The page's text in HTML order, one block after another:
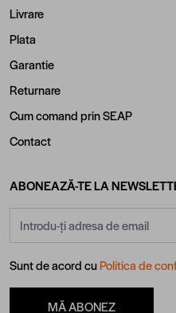
Livrare
Plata
Garantie
Returnare
Cum comand prin SEAP
Contact
ABONEAZĂ-TE LA
Sunt de acord cuPolitica de
MĂ ABONEZ